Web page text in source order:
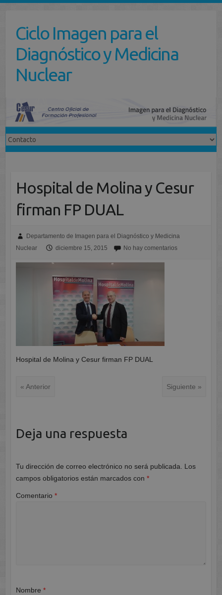
contenidoCiclo Imagen para el
Diagnóstico y Medicina
Nuclear
Hospital de Molina y Cesur
firman FP DUAL
Departamento de Imagen para el Diagnóstico y Medicina
Nuclear
diciembre 15, 2015 No hay comentarios
Hospital de Molina y Cesur firman FP DUAL
« Anterior Siguiente »
Deja una respuesta
Tu dirección de correo electrónico no será publicada.
Los
campos obligatorios están marcados con *
Comentario *
Nombre *